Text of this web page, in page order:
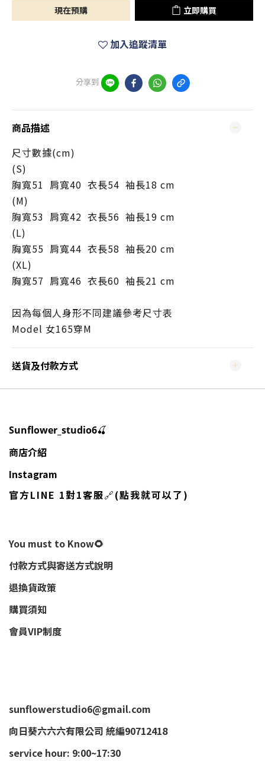
現在預購 立即購買
加入追蹤清單
分享到
商品描述
尺寸數據(cm)
(S)
胸寬51 肩寬40 衣長54 袖長18 cm
(M)
胸寬53 肩寬42 衣長56 袖長19 cm
(L)
胸寬55 肩寬44 衣長58 袖長20 cm
(XL)
胸寬57 肩寬46 衣長60 袖長21 cm
因為每個人身形不同建議參考尺寸表
Model 女165穿M
送貨及付款方式
Sunflower_studio6🍒
商店介紹
Instagram
官方LINE 1對1客服🔗(點我就可以了)
You must to Know🌻
付款方式與寄送方式說明
退換貨政策
購買須知
會員VIP制度
sunflowerstudio6@gmail.com
向日葵六六六有限公司 統編90712418
service hour: 9:00~17:30